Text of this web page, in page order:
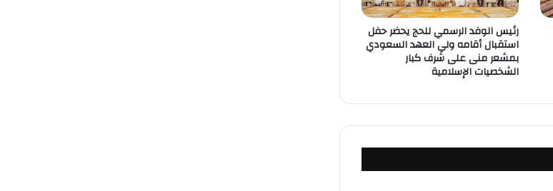
رئيس الوفد الرسمي للحج يحضر حفل
استقبال أقامه ولي العهد السعودي
بمشعر منى على شرف كبار
الشخصيات الإسلامية